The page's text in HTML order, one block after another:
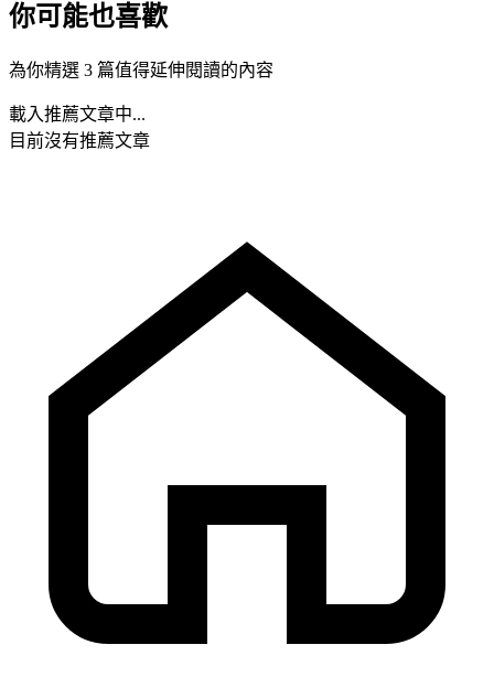
你可能也喜歡
為你精選 3 篇值得延伸閱讀的內容
載入推薦文章中...
目前沒有推薦文章